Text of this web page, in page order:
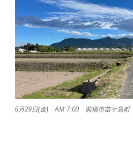
5月29日(金) AM 7:00 前橋市苗ケ島町